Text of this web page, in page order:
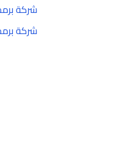
شركة
شركة